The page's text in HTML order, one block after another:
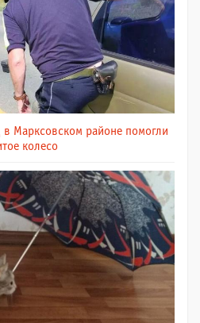
Марксовском районе помогли
колесо